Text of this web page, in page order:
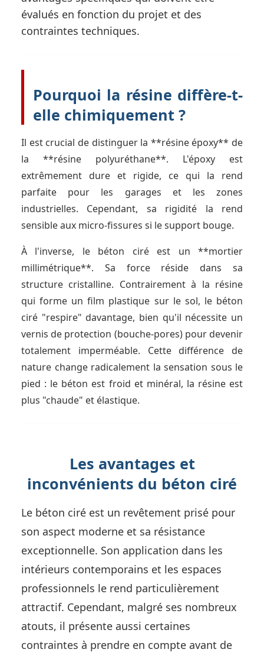
évalués en fonction du projet et des
contraintes techniques.
Pourquoi la résine diffère-t-
elle chimiquement ?
Il est crucial de distinguer la **résine époxy** de
la **résine polyuréthane**. L'époxy est
extrêmement dure et rigide, ce qui la rend
parfaite pour les garages et les zones
industrielles. Cependant, sa rigidité la rend
sensible aux micro-fissures si le support bouge.
À l'inverse, le béton ciré est un **mortier
millimétrique**. Sa force réside dans sa
structure cristalline. Contrairement à la résine
qui forme un film plastique sur le sol, le béton
ciré "respire" davantage, bien qu'il nécessite un
vernis de protection (bouche-pores) pour devenir
totalement imperméable. Cette différence de
nature change radicalement la sensation sous le
pied : le béton est froid et minéral, la résine est
plus "chaude" et élastique.
Les avantages et
inconvénients du béton ciré
Le béton ciré est un revêtement prisé pour
son aspect moderne et sa résistance
exceptionnelle. Son application dans les
intérieurs contemporains et les espaces
professionnels le rend particulièrement
attractif. Cependant, malgré ses nombreux
atouts, il présente aussi certaines
contraintes à prendre en compte avant de